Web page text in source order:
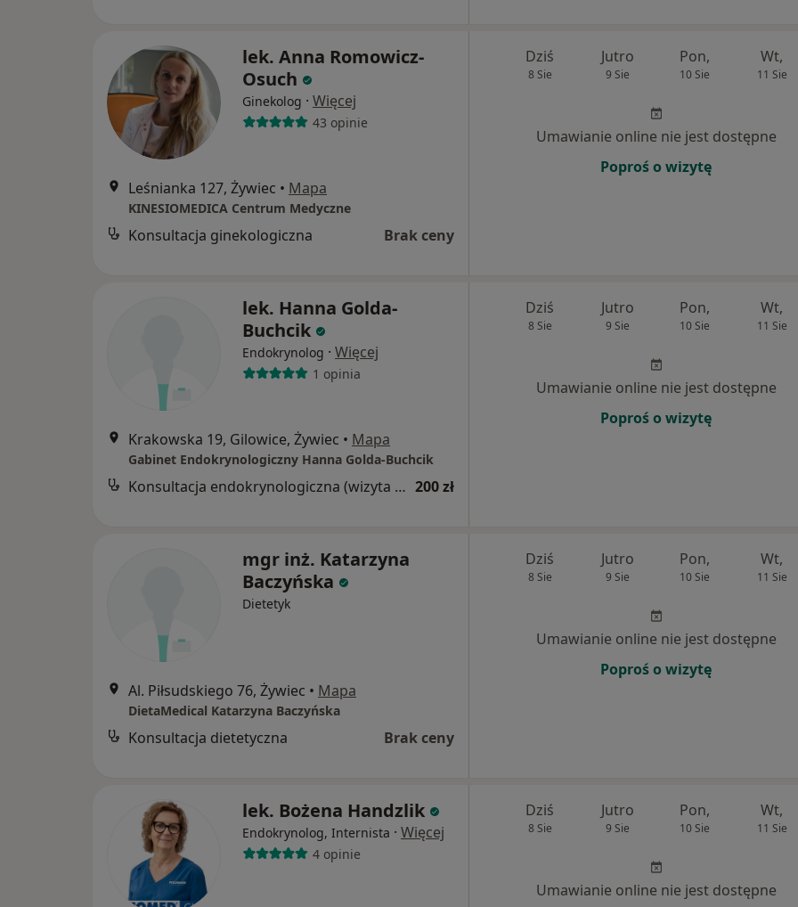
lek. Anna Romowicz-
Osuch
Ginekolog · Więcej
43 opinie
Leśnianka 127, Żywiec • Mapa
KINESIOMEDICA Centrum Medyczne
Konsultacja ginekologiczna Brak ceny
Dziś
8 Sie
Jutro
9 Sie
Pon,
10 Sie
Wt,
11 Sie
Umawianie online nie jest dostępne
Poproś o wizytę
lek. Hanna Golda-
Buchcik
Endokrynolog · Więcej
1 opinia
Krakowska 19, Gilowice, Żywiec • Mapa
Gabinet Endokrynologiczny Hanna Golda-Buchcik
Konsultacja endokrynologiczna (wizyta kontrolna) 200 zł
Dziś
8 Sie
Jutro
9 Sie
Pon,
10 Sie
Wt,
11 Sie
Umawianie online nie jest dostępne
Poproś o wizytę
mgr inż. Katarzyna
Baczyńska
Dietetyk
Al. Piłsudskiego 76, Żywiec • Mapa
DietaMedical Katarzyna Baczyńska
Konsultacja dietetyczna Brak ceny
Dziś
8 Sie
Jutro
9 Sie
Pon,
10 Sie
Wt,
11 Sie
Umawianie online nie jest dostępne
Poproś o wizytę
lek. Bożena Handzlik
Endokrynolog, Internista · Więcej
4 opinie
Dziś
8 Sie
Jutro
9 Sie
Pon,
10 Sie
Wt,
11 Sie
Umawianie online nie jest dostępne